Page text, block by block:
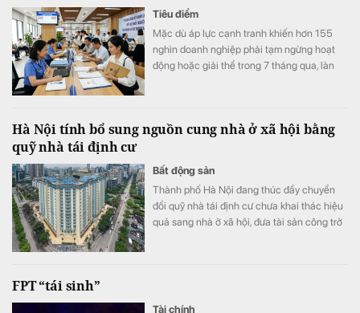
Tiêu điểm
Mặc dù áp lực cạnh tranh khiến hơn 155
nghìn doanh nghiệp phải tạm ngừng hoạt
động hoặc giải thể trong 7 tháng qua, làn
với cùng kỳ năm trước.
Hà Nội tính bổ sung nguồn cung nhà ở xã hội bằng
quỹ nhà tái định cư
Bất động sản
Thành phố Hà Nội đang thúc đẩy chuyển
đổi quỹ nhà tái định cư chưa khai thác hiệu
quả sang nhà ở xã hội, đưa tài sản công trở
FPT “tái sinh”
Tài chính